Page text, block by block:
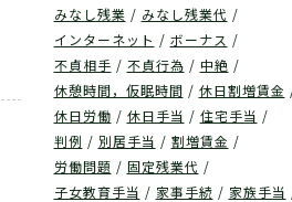
みなし残業
みなし残業代
インターネット
ボーナス
不貞相手
不貞行為
中絶
休憩時間，仮眠時間
休日割増賃金
休日労働
休日手当
住宅手当
判例
別居手当
割増賃金
労働問題
固定残業代
子女教育手当
家事手続
家族手当